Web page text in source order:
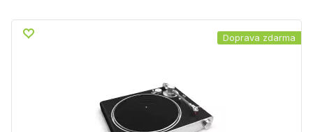
Doprava zdarma